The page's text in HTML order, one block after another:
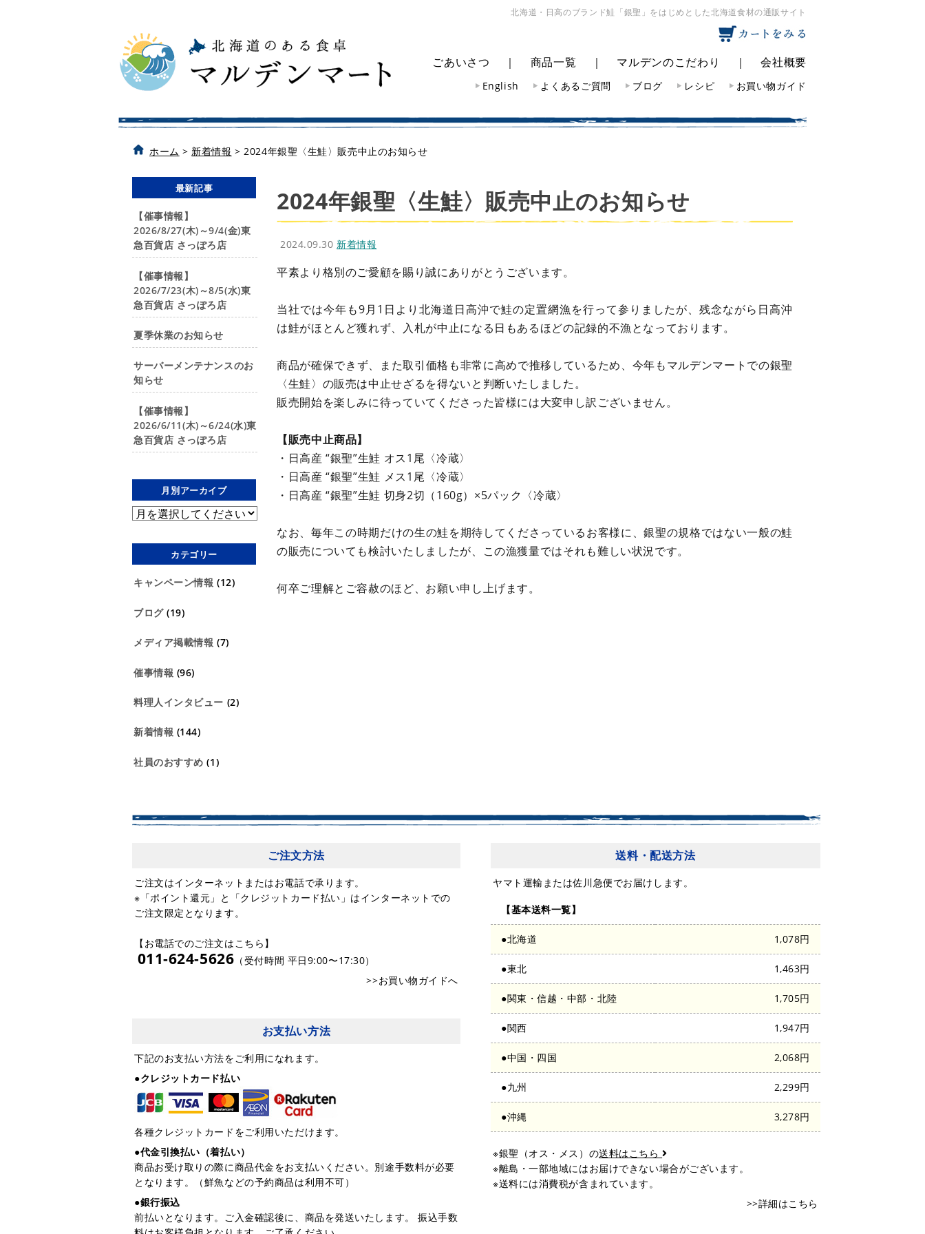
北海道・日高のブランド鮭「銀聖」をはじめとした北海道食材の通販サイト
ごあいさつ ｜ 商品一覧 ｜ マルデンのこだわり ｜会社概要
English よくあるご質問 ブログ レシピ お買い物ガイド
ホーム > 新着情報 >2024年銀聖〈生鮭〉販売中止のお知らせ
最新記事
【催事情報】
2026/8/27(木)～9/4(金)東
急百貨店 さっぽろ店
【催事情報】
2026/7/23(木)～8/5(水)東
急百貨店 さっぽろ店
夏季休業のお知らせ
サーバーメンテナンスのお
知らせ
【催事情報】
2026/6/11(木)～6/24(水)東
急百貨店 さっぽろ店
月別アーカイブ
カテゴリー
キャンペーン情報 (12)
ブログ(19)
メディア掲載情報 (7)
催事情報 (96)
料理人インタビュー (2)
新着情報 (144)
社員のおすすめ (1)
2024年銀聖〈生鮭〉販売中止のお知らせ
2024.09.30 新着情報
平素より格別のご愛顧を賜り誠にありがとうございます。
当社では今年も9月1日より北海道日高沖で鮭の定置網漁を行って参りましたが、残念ながら日高沖
は鮭がほとんど獲れず、入札が中止になる日もあるほどの記録的不漁となっております。
商品が確保できず、また取引価格も非常に高めで推移しているため、今年もマルデンマートでの銀聖
〈生鮭〉の販売は中止せざるを得ないと判断いたしました。
販売開始を楽しみに待っていてくださった皆様には大変申し訳ございません。
【販売中止商品】
・日高産 “銀聖”生鮭 オス1尾〈冷蔵〉
・日高産 “銀聖”生鮭 メス1尾〈冷蔵〉
・日高産 “銀聖”生鮭 切身2切（160g）×5パック〈冷蔵〉
なお、毎年この時期だけの生の鮭を期待してくださっているお客様に、銀聖の規格ではない一般の鮭
の販売についても検討いたしましたが、この漁獲量ではそれも難しい状況です。
何卒ご理解とご容赦のほど、お願い申し上げます。
ご注文方法
ご注文はインターネットまたはお電話で承ります。
※「ポイント還元」と「クレジットカード払い」はインターネットでの
ご注文限定となります。
【お電話でのご注文はこちら】
011-624-5626 （受付時間 平日9:00〜17:30）
>>お買い物ガイドへ
お支払い方法
下記のお支払い方法をご利用になれます。
●クレジットカード払い
各種クレジットカードをご利用いただけます。
●代金引換払い（着払い）
商品お受け取りの際に商品代金をお支払いください。別途手数料が必要
となります。（鮮魚などの予約商品は利用不可）
●銀行振込
前払いとなります。ご入金確認後に、商品を発送いたします。 振込手数
送料・配送方法
ヤマト運輸または佐川急便でお届けします。
【基本送料一覧】
●北海道 1,078円
●東北 1,463円
●関東・信越・中部・北陸 1,705円
●関西 1,947円
●中国・四国 2,068円
●九州 2,299円
●沖縄 3,278円
※銀聖（オス・メス）の送料はこちら
※離島・一部地域にはお届けできない場合がございます。
※送料には消費税が含まれています。
>>詳細はこちら